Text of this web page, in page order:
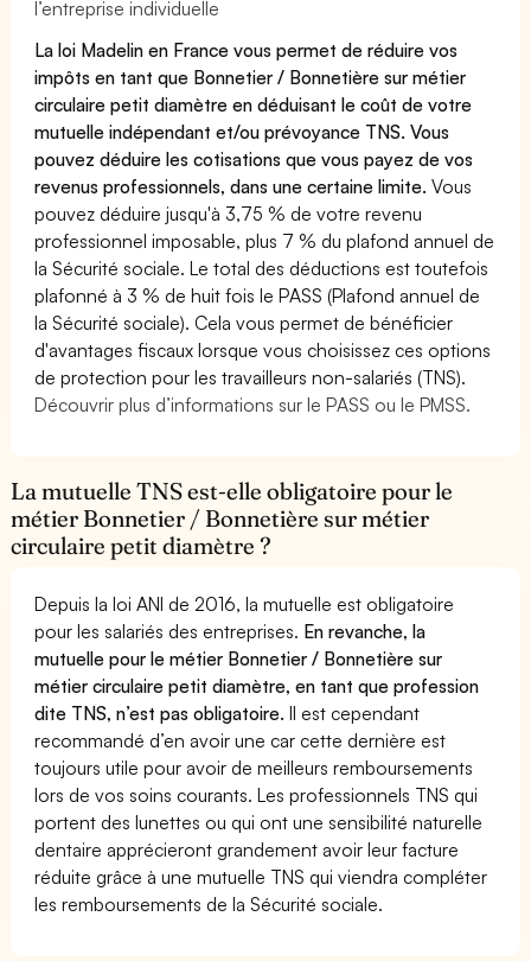
l’entreprise individuelle
La loi Madelin en France vous permet de réduire vos
impôts en tant que Bonnetier / Bonnetière sur métier
circulaire petit diamètre en déduisant le coût de votre
mutuelle indépendant et/ou prévoyance TNS. Vous
pouvez déduire les cotisations que vous payez de vos
revenus professionnels, dans une certaine limite.Vous
pouvez déduire jusqu'à 3,75 % de votre revenu
professionnel imposable, plus 7 % du plafond annuel de
la Sécurité sociale. Le total des déductions est toutefois
plafonné à 3 % de huit fois le PASS (Plafond annuel de
la Sécurité sociale). Cela vous permet de bénéficier
d'avantages fiscaux lorsque vous choisissez ces options
de protection pour les travailleurs non-salariés (TNS).
Découvrir plus d’informations sur le PASS ou le PMSS.
La mutuelle TNS est-elle obligatoire pour le
métier Bonnetier / Bonnetière sur métier
circulaire petit diamètre ?
Depuis la loi ANI de 2016, la mutuelle est obligatoire
pour les salariés des entreprises. En revanche, la
mutuelle pour le métier Bonnetier / Bonnetière sur
métier circulaire petit diamètre, en tant que profession
dite TNS, n’est pas obligatoire.Il est cependant
recommandé d’en avoir une car cette dernière est
toujours utile pour avoir de meilleurs remboursements
lors de vos soins courants. Les professionnels TNS qui
portent des lunettes ou qui ont une sensibilité naturelle
dentaire apprécieront grandement avoir leur facture
réduite grâce à une mutuelle TNS qui viendra compléter
les remboursements de la Sécurité sociale.